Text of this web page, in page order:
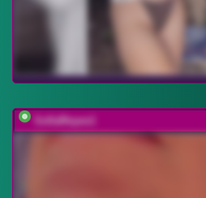
SofiaReyes1